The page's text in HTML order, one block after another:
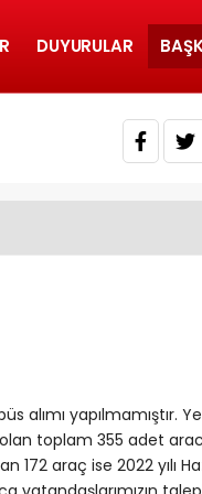
DUYURULAR
alımı yapılmamıştır.
toplam 355 adet
araç ise 2022 yılı